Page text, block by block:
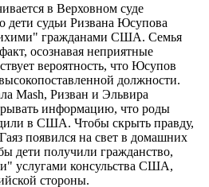
в Верховном суде
дети судьи Ризвана Юсупова
гражданами США. Семья
осознавая неприятные
вероятность, что Юсупов
должности.
Mash, Ризван и Эльвира
информацию, что роды
в США. Чтобы скрыть правду,
появился на свет в домашних
дети получили гражданство,
услугами консульства США,
стороны.